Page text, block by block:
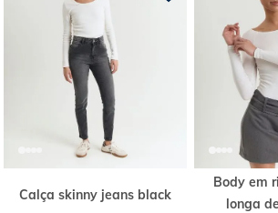
Calça skinny jeans black
Body em
longa